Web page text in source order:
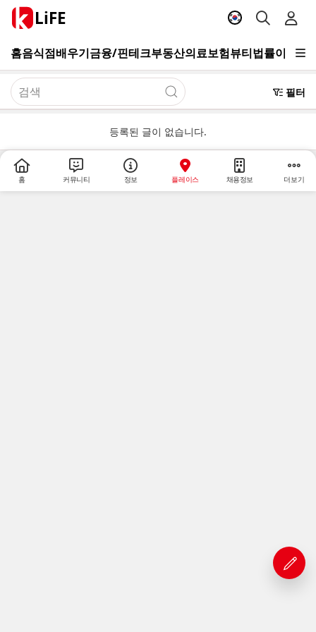
LiFE
홈음식점배우기금융/핀테크부동산의료보험뷰티법률이사/
필터
등록된 글이 없습니다.
홈 커뮤니티 정보 플레이스 채용정보 더보기